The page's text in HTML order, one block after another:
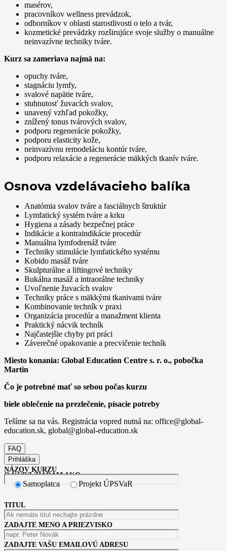
masérov,
pracovníkov wellness prevádzok,
odborníkov v oblasti starostlivosti o telo a tvár,
kozmetické prevádzky rozširujúce svoje služby o manuálne
neinvazívne techniky tváre.
Kurz sa zameriava najmä na:
opuchy tváre,
stagnáciu lymfy,
svalové napätie tváre,
stuhnutosť žuvacích svalov,
unavený vzhľad pokožky,
znížený tonus tvárových svalov,
podporu regenerácie pokožky,
podporu elasticity kože,
neinvazívnu remodeláciu kontúr tváre,
podporu relaxácie a regenerácie mäkkých tkanív tváre.
Osnova vzdelávacieho balíka
Anatómia svalov tváre a fasciálnych štruktúr
Lymfatický systém tváre a krku
Hygiena a zásady bezpečnej práce
Indikácie a kontraindikácie procedúr
Manuálna lymfodrenáž tváre
Techniky stimulácie lymfatického systému
Kobido masáž tváre
Skulpturálne a liftingové techniky
Bukálna masáž a intraorálne techniky
Uvoľnenie žuvacích svalov
Techniky práce s mäkkými tkanivami tváre
Kombinovanie techník v praxi
Organizácia procedúr a manažment klienta
Praktický nácvik techník
Najčastejšie chyby pri práci
Záverečné opakovanie a precvičenie techník
Miesto konania: Global Education Centre s. r. o., pobočka
Martin
Čo je potrebné mať so sebou počas kurzu
biele oblečenie na prezlečenie, písacie potreby
Tešíme sa na vás. Registrácia vopred nutná na: office@global-
education.sk, global@global-education.sk
FAQ
Prihláška
NÁZOV KURZU
O KURZ ŽIADAM AKO:
Samoplatca Projekt ÚPSVaR
TITUL
ZADAJTE MENO A PRIEZVISKO
ZADAJTE VAŠU EMAILOVÚ ADRESU